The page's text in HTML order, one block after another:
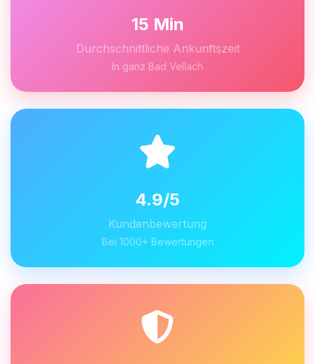
15 Min
Durchschnittliche Ankunftszeit
In ganz Bad Vellach
4.9/5
Kundenbewertung
Bei 1000+ Bewertungen